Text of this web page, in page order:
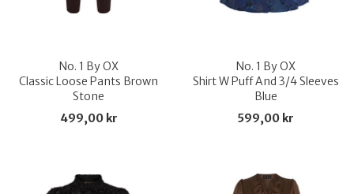
No. 1 By OX
Classic Loose Pants Brown
Stone
499,00 kr
No. 1 By OX
Shirt W Puff And 3/4 Sleeves
Blue
599,00 kr